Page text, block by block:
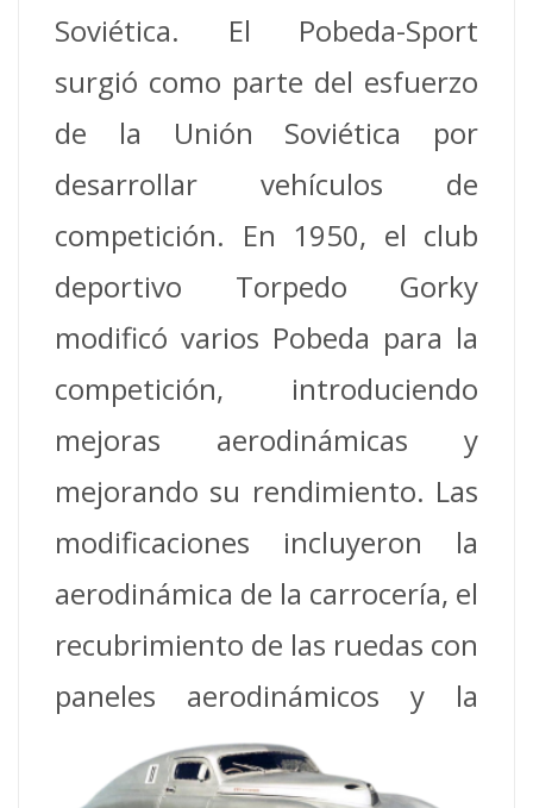
Soviética. El Pobeda-Sport
surgió como parte del esfuerzo
de la Unión Soviética por
desarrollar vehículos de
competición. En 1950, el club
deportivo Torpedo Gorky
modificó varios Pobeda para la
competición, introduciendo
mejoras aerodinámicas y
mejorando su rendimiento. Las
modificaciones incluyeron la
aerodinámica de la carrocería, el
recubrimiento de las ruedas con
paneles aerodinámicos y la